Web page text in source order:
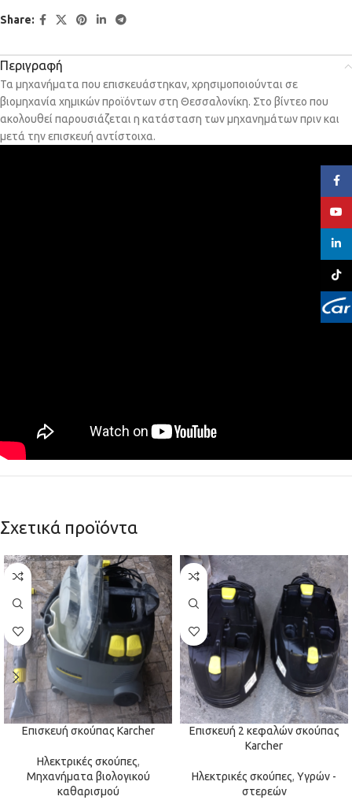
Share:
Περιγραφή
Τα μηχανήματα που επισκευάστηκαν, χρησιμοποιούνται σε
βιομηχανία χημικών προϊόντων στη Θεσσαλονίκη. Στο βίντεο που
ακολουθεί παρουσιάζεται η κατάσταση των μηχανημάτων πριν και
μετά την επισκευή αντίστοιχα.
Σχετικά προϊόντα
Επισκευή σκούπας Karcher
Ηλεκτρικές σκούπες,
Μηχανήματα βιολογικού
καθαρισμού
Επισκευή 2 κεφαλών σκούπας
Karcher
Ηλεκτρικές σκούπες, Υγρών -
στερεών